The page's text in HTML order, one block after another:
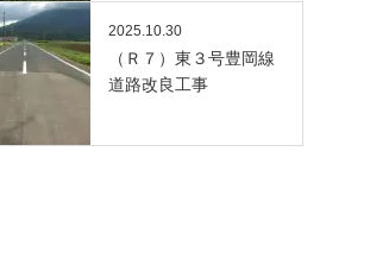
2025.10.30
（Ｒ７）東３号豊岡線
道路改良工事